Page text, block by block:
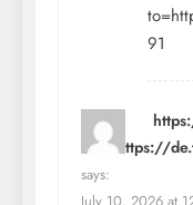
91
link=https://
says: